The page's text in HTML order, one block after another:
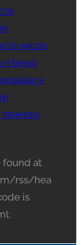
числа
Ниньо
к
found at
rss/hea
is